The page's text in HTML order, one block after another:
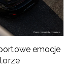
emocje